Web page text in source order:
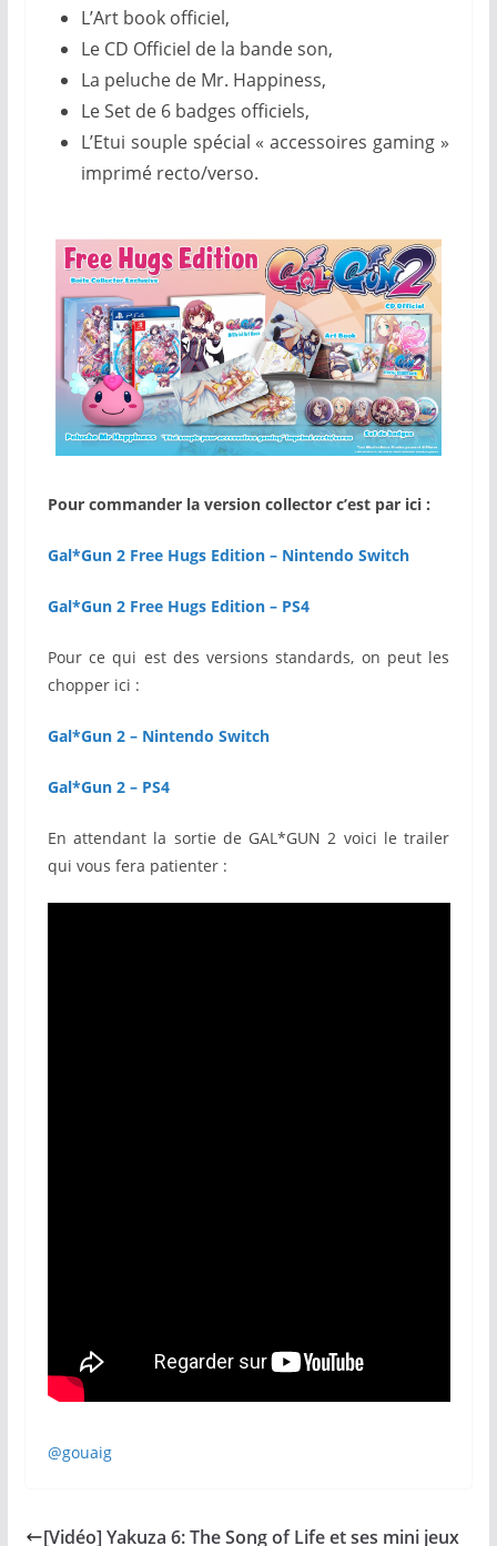
L’Art book officiel,
Le CD Officiel de la bande son,
La peluche de Mr. Happiness,
Le Set de 6 badges officiels,
L’Etui souple spécial « accessoires gaming »
imprimé recto/verso.
Pour commander la version collector c’est par ici :
Gal*Gun 2 Free Hugs Edition – Nintendo Switch
Gal*Gun 2 Free Hugs Edition – PS4
Pour ce qui est des versions standards, on peut les
chopper ici :
Gal*Gun 2 – Nintendo Switch
Gal*Gun 2 – PS4
En attendant la sortie de GAL*GUN 2 voici le trailer
qui vous fera patienter :
@gouaig
[Vidéo] Yakuza 6: The Song of Life et ses mini jeux